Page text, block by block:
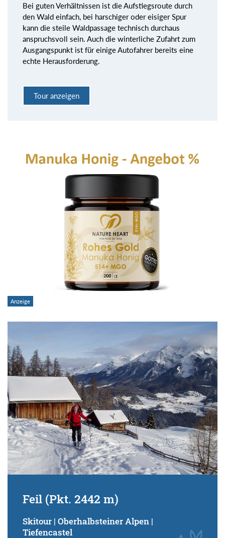
Bei guten Verhältnissen ist die Aufstiegsroute durch
den Wald einfach, bei harschiger oder eisiger Spur
kann die steile Waldpassage technisch durchaus
anspruchsvoll sein. Auch die winterliche Zufahrt zum
Ausgangspunkt ist für einige Autofahrer bereits eine
echte Herausforderung.
Tour anzeigen
Feil (Pkt. 2442 m)
Skitour | Oberhalbsteiner Alpen |
Tiefencastel